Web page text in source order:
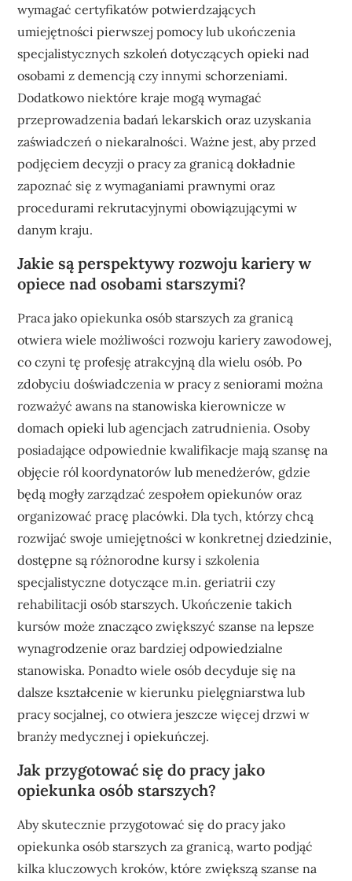
wymagać certyfikatów potwierdzających
umiejętności pierwszej pomocy lub ukończenia
specjalistycznych szkoleń dotyczących opieki nad
osobami z demencją czy innymi schorzeniami.
Dodatkowo niektóre kraje mogą wymagać
przeprowadzenia badań lekarskich oraz uzyskania
zaświadczeń o niekaralności. Ważne jest, aby przed
podjęciem decyzji o pracy za granicą dokładnie
zapoznać się z wymaganiami prawnymi oraz
procedurami rekrutacyjnymi obowiązującymi w
danym kraju.
Jakie są perspektywy rozwoju kariery w
opiece nad osobami starszymi?
Praca jako opiekunka osób starszych za granicą
otwiera wiele możliwości rozwoju kariery zawodowej,
co czyni tę profesję atrakcyjną dla wielu osób. Po
zdobyciu doświadczenia w pracy z seniorami można
rozważyć awans na stanowiska kierownicze w
domach opieki lub agencjach zatrudnienia. Osoby
posiadające odpowiednie kwalifikacje mają szansę na
objęcie ról koordynatorów lub menedżerów, gdzie
będą mogły zarządzać zespołem opiekunów oraz
organizować pracę placówki. Dla tych, którzy chcą
rozwijać swoje umiejętności w konkretnej dziedzinie,
dostępne są różnorodne kursy i szkolenia
specjalistyczne dotyczące m.in. geriatrii czy
rehabilitacji osób starszych. Ukończenie takich
kursów może znacząco zwiększyć szanse na lepsze
wynagrodzenie oraz bardziej odpowiedzialne
stanowiska. Ponadto wiele osób decyduje się na
dalsze kształcenie w kierunku pielęgniarstwa lub
pracy socjalnej, co otwiera jeszcze więcej drzwi w
branży medycznej i opiekuńczej.
Jak przygotować się do pracy jako
opiekunka osób starszych?
Aby skutecznie przygotować się do pracy jako
opiekunka osób starszych za granicą, warto podjąć
kilka kluczowych kroków, które zwiększą szanse na